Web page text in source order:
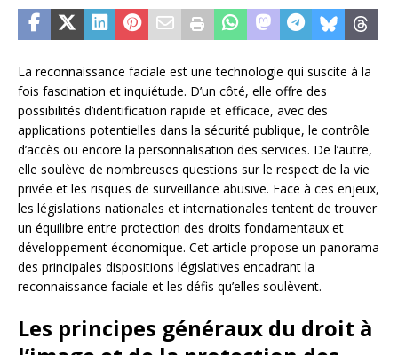
La reconnaissance faciale est une technologie qui suscite à la
fois fascination et inquiétude. D’un côté, elle offre des
possibilités d’identification rapide et efficace, avec des
applications potentielles dans la sécurité publique, le contrôle
d’accès ou encore la personnalisation des services. De l’autre,
elle soulève de nombreuses questions sur le respect de la vie
privée et les risques de surveillance abusive. Face à ces enjeux,
les législations nationales et internationales tentent de trouver
un équilibre entre protection des droits fondamentaux et
développement économique. Cet article propose un panorama
des principales dispositions législatives encadrant la
reconnaissance faciale et les défis qu’elles soulèvent.
Les principes généraux du droit à